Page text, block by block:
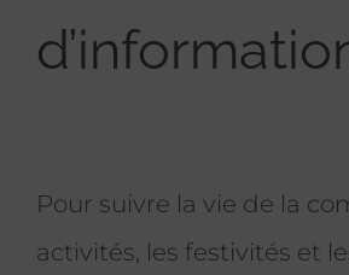
Pour suivre la vie de la
activités, les festivités et